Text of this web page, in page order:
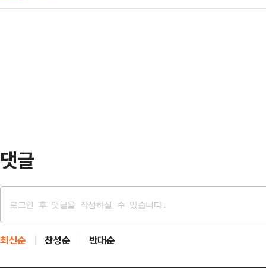
7385만 달…
최근 정기예금 금리를 소폭 하향 조
를 하겠다고 결정하고 기습 발표했
댓글
최신순 찬성순 반대순